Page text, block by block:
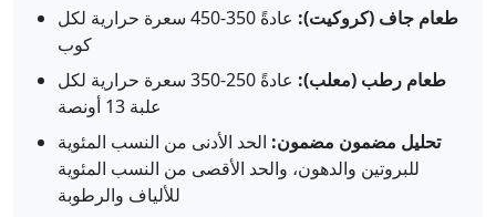
طعام جاف (كروكيت):
عادةً 350-450 سعرة حرارية لكل
كوب
طعام رطب (معلب):
عادةً 250-350 سعرة حرارية لكل
علبة 13 أونصة
تحليل مضمون مضمون: الحد الأدنى من النسب المئوية
للبروتين والدهون، والحد الأقصى من النسب المئوية
للألياف والرطوبة